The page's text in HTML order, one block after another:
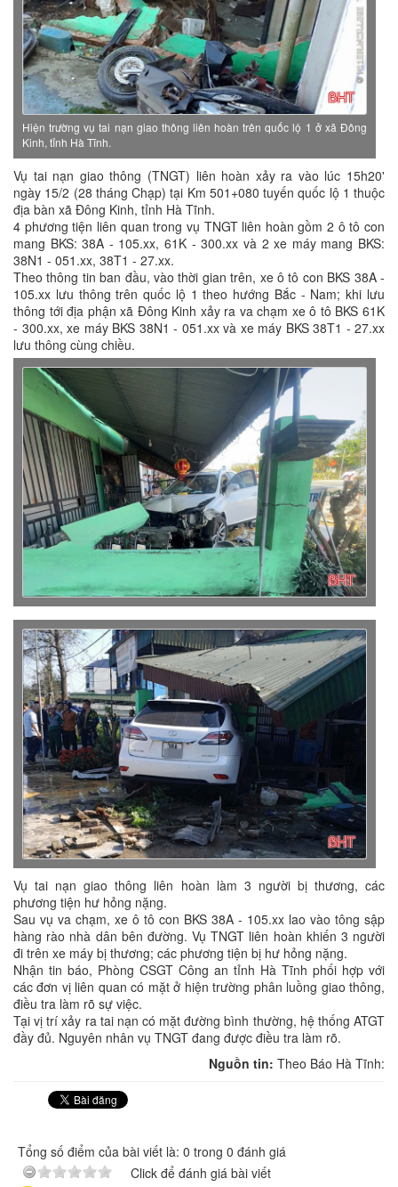
Hiện trường vụ tai nạn giao thông liên hoàn trên quốc lộ 1 ở xã Đông
Kinh, tỉnh Hà Tĩnh.
Vụ tai nạn giao thông (TNGT) liên hoàn xảy ra vào lúc 15h20'
ngày 15/2 (28 tháng Chạp) tại Km 501+080 tuyến quốc lộ 1 thuộc
địa bàn xã Đông Kinh, tỉnh Hà Tĩnh.
4 phương tiện liên quan trong vụ TNGT liên hoàn gồm 2 ô tô con
mang BKS: 38A - 105.xx, 61K - 300.xx và 2 xe máy mang BKS:
38N1 - 051.xx, 38T1 - 27.xx.
Theo thông tin ban đầu, vào thời gian trên, xe ô tô con BKS 38A -
105.xx lưu thông trên quốc lộ 1 theo hướng Bắc - Nam; khi lưu
thông tới địa phận xã Đông Kinh xảy ra va chạm xe ô tô BKS 61K
- 300.xx, xe máy BKS 38N1 - 051.xx và xe máy BKS 38T1 - 27.xx
lưu thông cùng chiều.
Vụ tai nạn giao thông liên hoàn làm 3 người bị thương, các
phương tiện hư hỏng nặng.
Sau vụ va chạm, xe ô tô con BKS 38A - 105.xx lao vào tông sập
hàng rào nhà dân bên đường. Vụ TNGT liên hoàn khiến 3 người
đi trên xe máy bị thương; các phương tiện bị hư hỏng nặng.
Nhận tin báo, Phòng CSGT Công an tỉnh Hà Tĩnh phối hợp với
các đơn vị liên quan có mặt ở hiện trường phân luồng giao thông,
điều tra làm rõ sự việc.
Tại vị trí xảy ra tai nạn có mặt đường bình thường, hệ thống ATGT
đầy đủ. Nguyên nhân vụ TNGT đang được điều tra làm rõ.
Nguồn tin: Theo Báo Hà Tĩnh:
Tổng số điểm của bài viết là: 0 trong 0 đánh giá
Click để đánh giá bài viết